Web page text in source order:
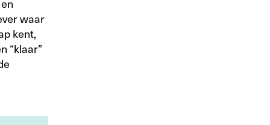
waar
kent,
“klaar”